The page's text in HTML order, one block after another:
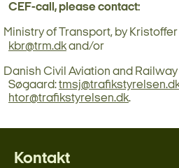
CEF-call, please contact:
Ministry of Transport, by
kbr@trm.dkand/or
Danish Civil Aviation and
Søgaard:
htor@trafikstyrelsen.dk.
Kontakt